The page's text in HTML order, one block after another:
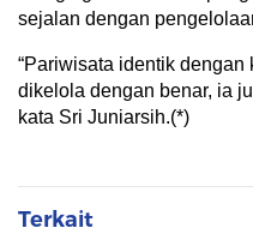
sejalan dengan
“Pariwisata identik
dikelola dengan benar, ia
kata Sri Juniarsih.(*)
Terkait